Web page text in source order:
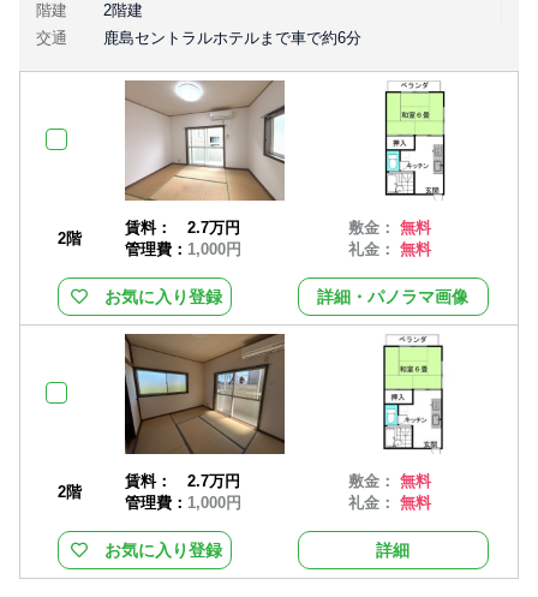
階建
2階建
交通
鹿島セントラルホテルまで車で約6分
2階
賃料：
2.7万円
管理費： 1,000円
敷金：無料
礼金：無料
お気に入り登録 詳細・パノラマ画像
2階
賃料：
2.7万円
管理費： 1,000円
敷金：無料
礼金：無料
お気に入り登録 詳細